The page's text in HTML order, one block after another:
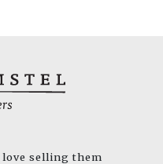
love selling them